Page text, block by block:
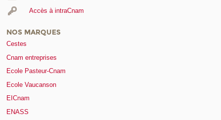
Accès à intraCnam
NOS MARQUES
Cestes
Cnam entreprises
Ecole Pasteur-Cnam
Ecole Vaucanson
EICnam
ENASS